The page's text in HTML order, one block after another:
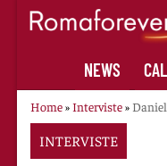
NEWS
Home»Interviste»
INTERVISTE